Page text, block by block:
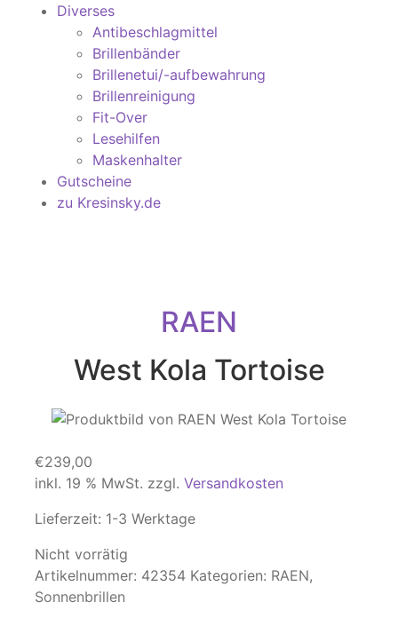
Diverses
Antibeschlagmittel
Brillenbänder
Brillenetui/-aufbewahrung
Brillenreinigung
Fit-Over
Lesehilfen
Maskenhalter
Gutscheine
zu Kresinsky.de
RAEN
West Kola Tortoise
€239,00
inkl. 19 % MwSt. zzgl. Versandkosten
Lieferzeit: 1-3 Werktage
Nicht vorrätig
Artikelnummer: 42354 Kategorien: RAEN,
Sonnenbrillen